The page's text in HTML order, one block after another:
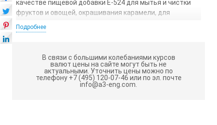
качестве пищевой добавки E-524 для мытья и чистки
фруктов и овощей, окрашивания карамели, для
размягчения маслин, в производстве шоколада, какао,
напитков и мороженого.
Диапазон измерения:
Подробнее
В связи с большими колебаниями курсов
валют цены на сайте могут быть не
актуальными. Уточнить цены можно по
телефону +7 (495) 120-07-46 или по эл. почте
info@a3-eng.com.